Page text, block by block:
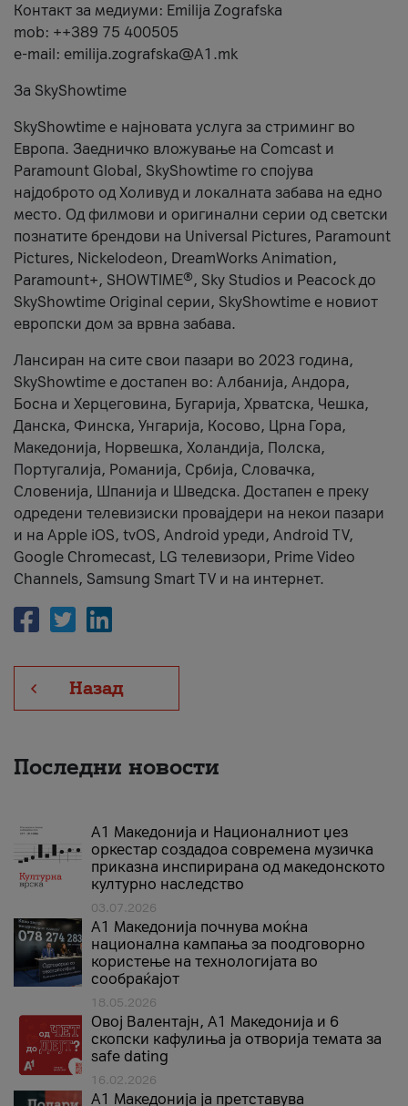
Контакт за медиуми: Emilija Zografska
mob: ++389 75 400505
e-mail: emilija.zografska@A1.mk
За SkyShowtime
SkyShowtime е најновата услуга за стриминг во
Европа. Заедничко вложување на Comcast и
Paramount Global, SkyShowtime го спојува
најдоброто од Холивуд и локалната забава на едно
место. Од филмови и оригинални серии од светски
познатите брендови на Universal Pictures, Paramount
Pictures, Nickelodeon, DreamWorks Animation,
Paramount+, SHOWTIME®, Sky Studios и Peacock до
SkyShowtime Original серии, SkyShowtime е новиот
европски дом за врвна забава.
Лансиран на сите свои пазари во 2023 година,
SkyShowtime е достапен во: Албанија, Андора,
Босна и Херцеговина, Бугарија, Хрватска, Чешка,
Данска, Финска, Унгарија, Косово, Црна Гора,
Македонија, Норвешка, Холандија, Полска,
Португалија, Романија, Србија, Словачка,
Словенија, Шпанија и Шведска. Достапен е преку
одредени телевизиски провајдери на некои пазари
и на Apple iOS, tvOS, Android уреди, Android TV,
Google Chromecast, LG телевизори, Prime Video
Channels, Samsung Smart TV и на интернет.
Назад
Последни новости
А1 Македонија и Националниот џез
оркестар создадоа современа музичка
приказна инспирирана од македонското
културно наследство
03.07.2026
A1 Македонија почнува моќна
национална кампања за поодговорно
користење на технологијата во
сообраќајот
18.05.2026
Овој Валентајн, A1 Македонија и 6
скопски кафулиња ја отворија темата за
safe dating
16.02.2026
А1 Македонија ја претставува